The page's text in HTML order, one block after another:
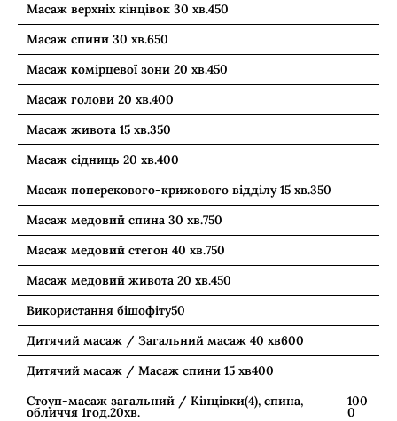
Масаж верхніх кінцівок 30 хв.450
Масаж спини 30 хв.650
Масаж комірцевої зони 20 хв.450
Масаж голови 20 хв.400
Масаж живота 15 хв.350
Масаж сідниць 20 хв.400
Масаж поперекового-крижового відділу 15 хв.350
Масаж медовий спина 30 хв.750
Масаж медовий стегон 40 хв.750
Масаж медовий живота 20 хв.450
Використання бішофіту50
Дитячий масаж / Загальний масаж 40 хв600
Дитячий масаж / Масаж спини 15 хв400
Стоун-масаж загальний / Кінцівки(4), спина,
обличчя 1год.20хв.
100
0